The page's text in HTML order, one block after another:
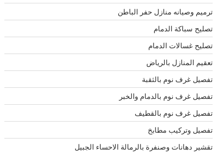
ترميم وصيانه منازل حفر الباطن
تصليح سباكة الدمام
تصليح غسالات الدمام
تعقيم المنازل بالرياض
تفصيل غرف نوم بالثقبة
تفصيل غرف نوم بالدمام والخبر
تفصيل غرف نوم بالقطيف
تفصيل وتركيب مطابخ
تقشير دهانات وصنفرة بالرمالة الاحساء الجبيل